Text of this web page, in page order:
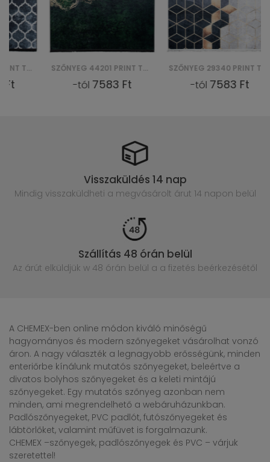
SZŐNYEG 44201 PRINT TOSCANA
7583 Ft
SZŐNYEG 29340 PRINT TOSCANA
7583 Ft
Visszaküldés 14 nap
Mindig visszaküldheti a megvásárolt árut 14 napon belül
Szállítás 48 órán belül
Az árút elküldjük w 48 órán belül a a fizetés beérkezésétől
A CHEMEX-ben online módon kiváló minőségű
hagyományos és modern szőnyegeket vásárolhat vonzó
áron. A nagy választék a legnagyobb erősségünk, minden
enteriőrbe kínálunk mutatós szőnyegeket, beleértve a
divatos bolyhos szőnyegeket és a keleti mintájú
szőnyegeket. Egy mutatós szőnyeg azonban nem
minden, ami megrendelhető a webáruházunkban.
Padlószőnyegeket, PVC padlót, futószőnyegeket és
lábtörlőket, valamint műfüvet is forgalmazunk.
CHEMEX –szőnyegek, padlószőnyegek és PVC – várjuk
szeretettel!